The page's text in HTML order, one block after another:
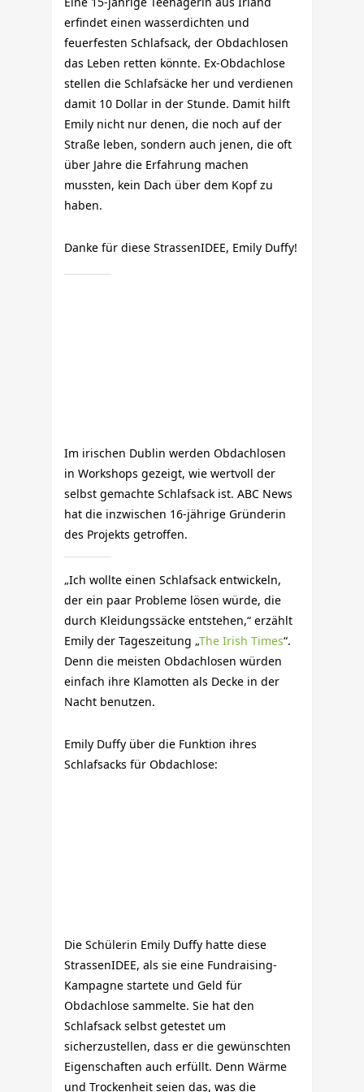
erfindet einen wasserdichten und
feuerfesten Schlafsack, der Obdachlosen
das Leben retten könnte. Ex-Obdachlose
stellen die Schlafsäcke her und verdienen
damit 10 Dollar in der Stunde. Damit hilft
Emily nicht nur denen, die noch auf der
Straße leben, sondern auch jenen, die oft
über Jahre die Erfahrung machen
mussten, kein Dach über dem Kopf zu
haben.
Danke für diese StrassenIDEE, Emily Duffy!
Im irischen Dublin werden Obdachlosen
in Workshops gezeigt, wie wertvoll der
selbst gemachte Schlafsack ist. ABC News
hat die inzwischen 16-jährige Gründerin
des Projekts getroffen.
„Ich wollte einen Schlafsack entwickeln,
der ein paar Probleme lösen würde, die
durch Kleidungssäcke entstehen,“ erzählt
Emily der Tageszeitung „The Irish Times“.
Denn die meisten Obdachlosen würden
einfach ihre Klamotten als Decke in der
Nacht benutzen.
Emily Duffy über die Funktion ihres
Schlafsacks für Obdachlose:
Die Schülerin Emily Duffy hatte diese
StrassenIDEE, als sie eine Fundraising-
Kampagne startete und Geld für
Obdachlose sammelte. Sie hat den
Schlafsack selbst getestet um
sicherzustellen, dass er die gewünschten
Eigenschaften auch erfüllt. Denn Wärme
und Trockenheit seien das, was die